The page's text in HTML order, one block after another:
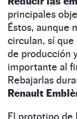
principales
Éstos, aunque
circulan, sí
de producción
importante al
Rebajarlas
Renault
El prototipo de